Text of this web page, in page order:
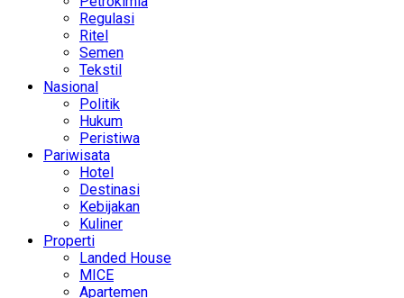
Regulasi
Ritel
Semen
Tekstil
Nasional
Politik
Hukum
Peristiwa
Pariwisata
Hotel
Destinasi
Kebijakan
Kuliner
Properti
Landed House
MICE
Apartemen